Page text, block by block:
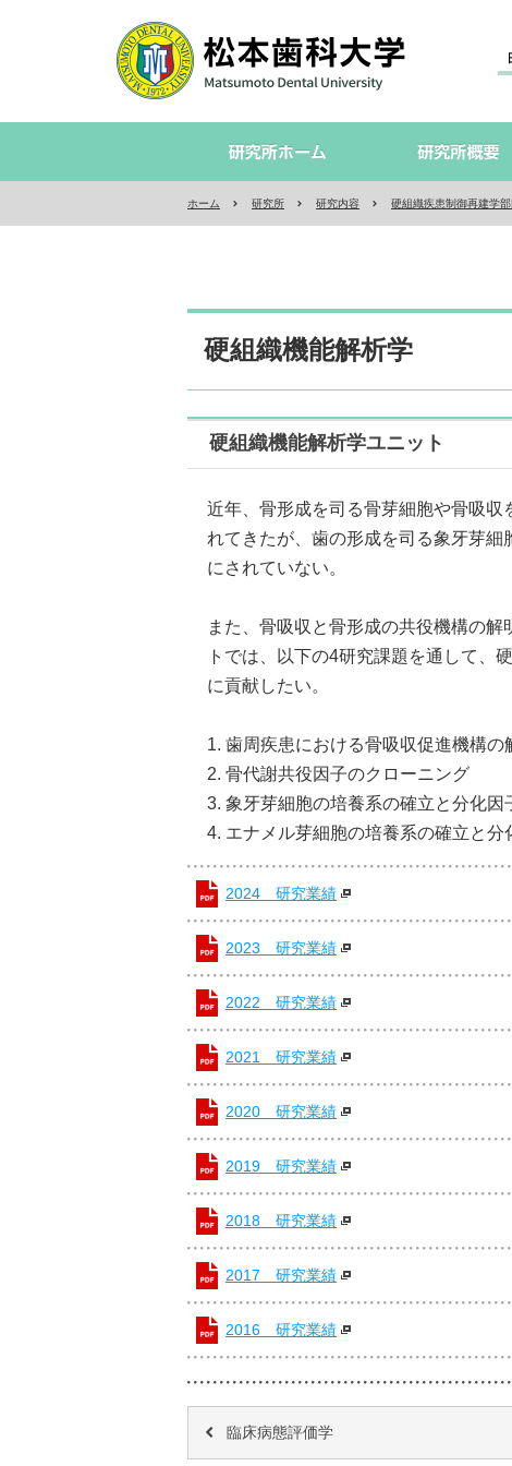
ホーム 研究所 研究内容 硬組織疾患制御再建学部
硬組織機能解析学
硬組織機能解析学ユニット
近年、骨形成を司る骨芽細胞や骨吸
れてきたが、歯の形成を司る象牙芽
にされていない。
また、骨吸収と骨形成の共役機構の
トでは、以下の4研究課題を通して、
に貢献したい。
1. 歯周疾患における骨吸収促進機構
2. 骨代謝共役因子のクローニング
3. 象牙芽細胞の培養系の確立と分化因
4. エナメル芽細胞の培養系の確立と分
2024 研究業績
2023 研究業績
2022 研究業績
2021 研究業績
2020 研究業績
2019 研究業績
2018 研究業績
2017 研究業績
2016 研究業績
臨床病態評価学